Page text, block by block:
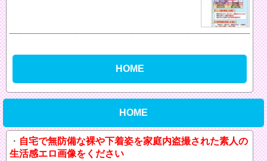
HOME
HOME
自宅で無防備な裸や下着姿を家庭内盗撮された素人の
生活感エロ画像をください